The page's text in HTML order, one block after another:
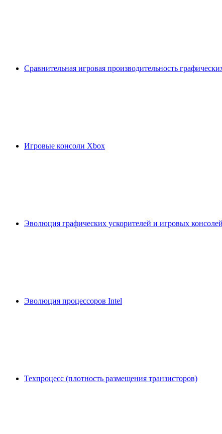
Сравнительная игровая производительность
Игровые консоли Xbox
Эволюция графических ускорителей и игровых консолей
Эволюция процессоров Intel
Техпроцесс (плотность размещения транзисторов)